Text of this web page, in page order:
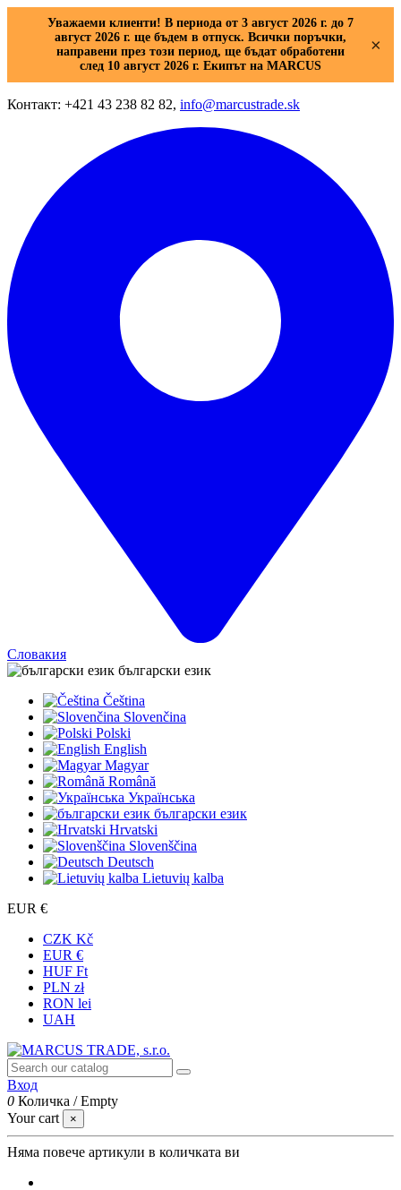
Уважаеми клиенти! В периода от 3 август 2026 г. до 7
август 2026 г. ще бъдем в отпуск. Всички поръчки,
направени през този период, ще бъдат обработени
след 10 август 2026 г. Екипът на MARCUS
×
Контакт: +421 43 238 82 82, info@marcustrade.sk
Словакия
български език
Čeština
Slovenčina
Polski
English
Magyar
Română
Українська
български език
Hrvatski
Slovenščina
Deutsch
Lietuvių kalba
EUR €
CZK Kč
EUR €
HUF Ft
PLN zł
RON lei
UAH
Вход
0 Количка /Empty
Your cart
×
Няма повече артикули в количката ви